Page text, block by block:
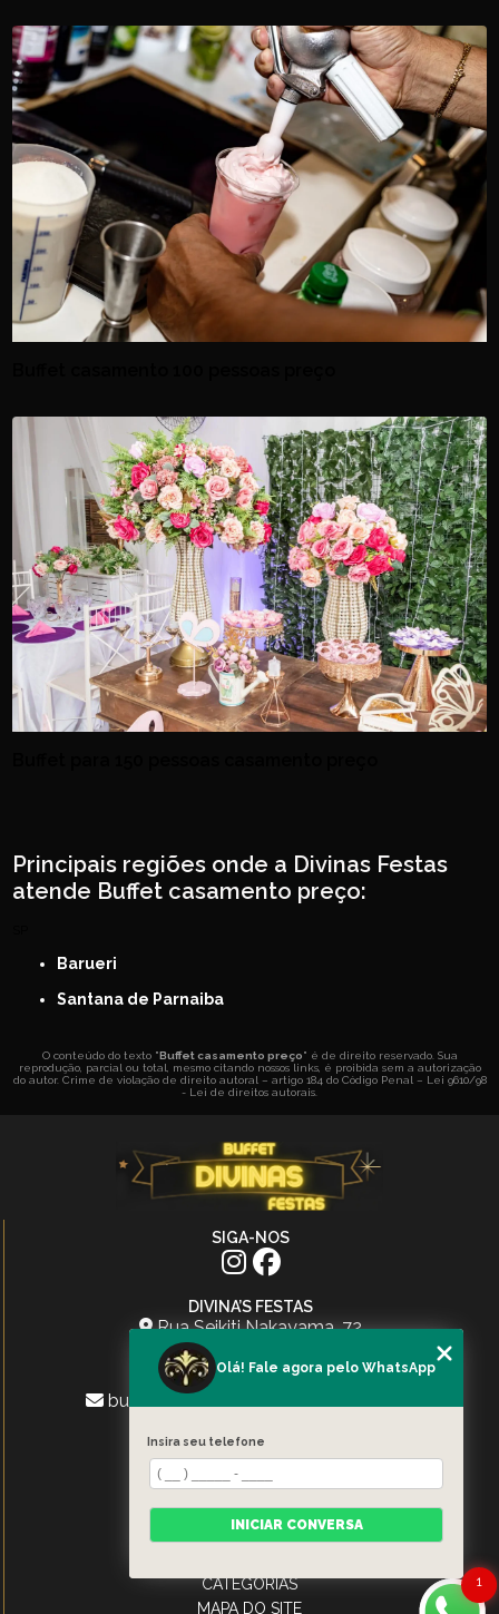
Principais regiões onde a Divinas Festas
atende Buffet casamento preço:
Barueri
Santana de Parnaiba
O conteúdo do texto " Buffet casamento preço" é de direito reservado. Sua
reprodução, parcial ou total, mesmo citando nossos links, é proibida sem a autorização
do autor. Crime de violação de direito autoral – artigo 184 do Código Penal – Lei 9610/98
- Lei de direitos autorais.
SIGA-NOS
DIVINA’S FESTAS
Rua Seikiti Nakayama, 72
Jardim Tupanci - Barueri - SP
(11) 96775-0923
buffetdivinasfestasoficial@gmail.com
MENU
HOME
SERVIÇOS
ESPAÇO
CARDÁPIO
CATEGORIAS
MAPA DO SITE
1
Olá! Fale agora pelo WhatsApp
Insira seu telefone
INICIAR CONVERSA